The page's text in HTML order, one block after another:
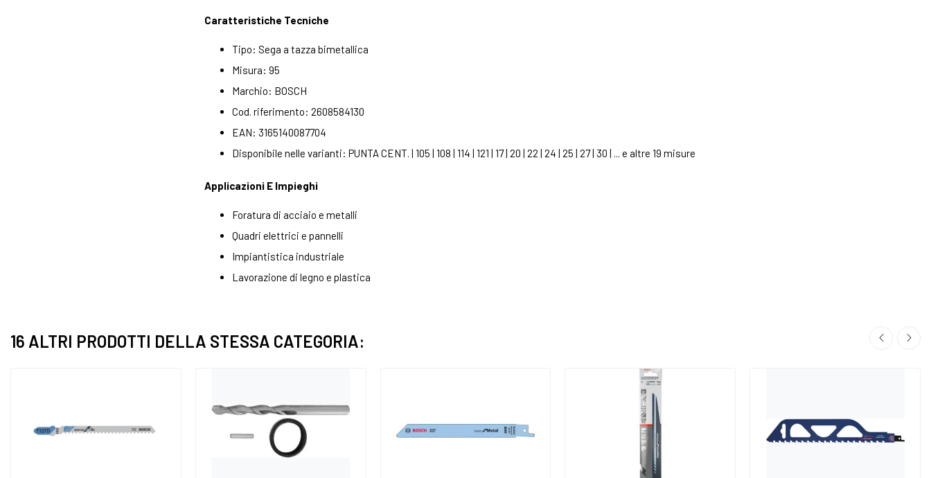
Caratteristiche Tecniche
Tipo: Sega a tazza bimetallica
Misura: 95
Marchio: BOSCH
Cod. riferimento: 2608584130
EAN: 3165140087704
Disponibile nelle varianti: PUNTA CENT. | 105 | 108 | 114 | 121 | 17 | 20 | 22 | 24 | 25 | 27 | 30 | ... e altre 19 misure
Applicazioni E Impieghi
Foratura di acciaio e metalli
Quadri elettrici e pannelli
Impiantistica industriale
Lavorazione di legno e plastica
16 ALTRI PRODOTTI DELLA STESSA CATEGORIA: